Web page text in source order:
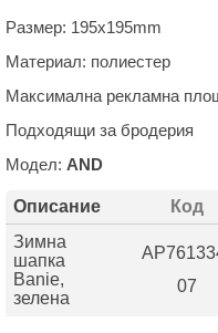
Размер: 195х195mm
Материал: полиестер
Максимална рекламна
Подходящи за бродерия
Модел: AND
Описание Код
Зимна
шапка
Banie,
зелена
07